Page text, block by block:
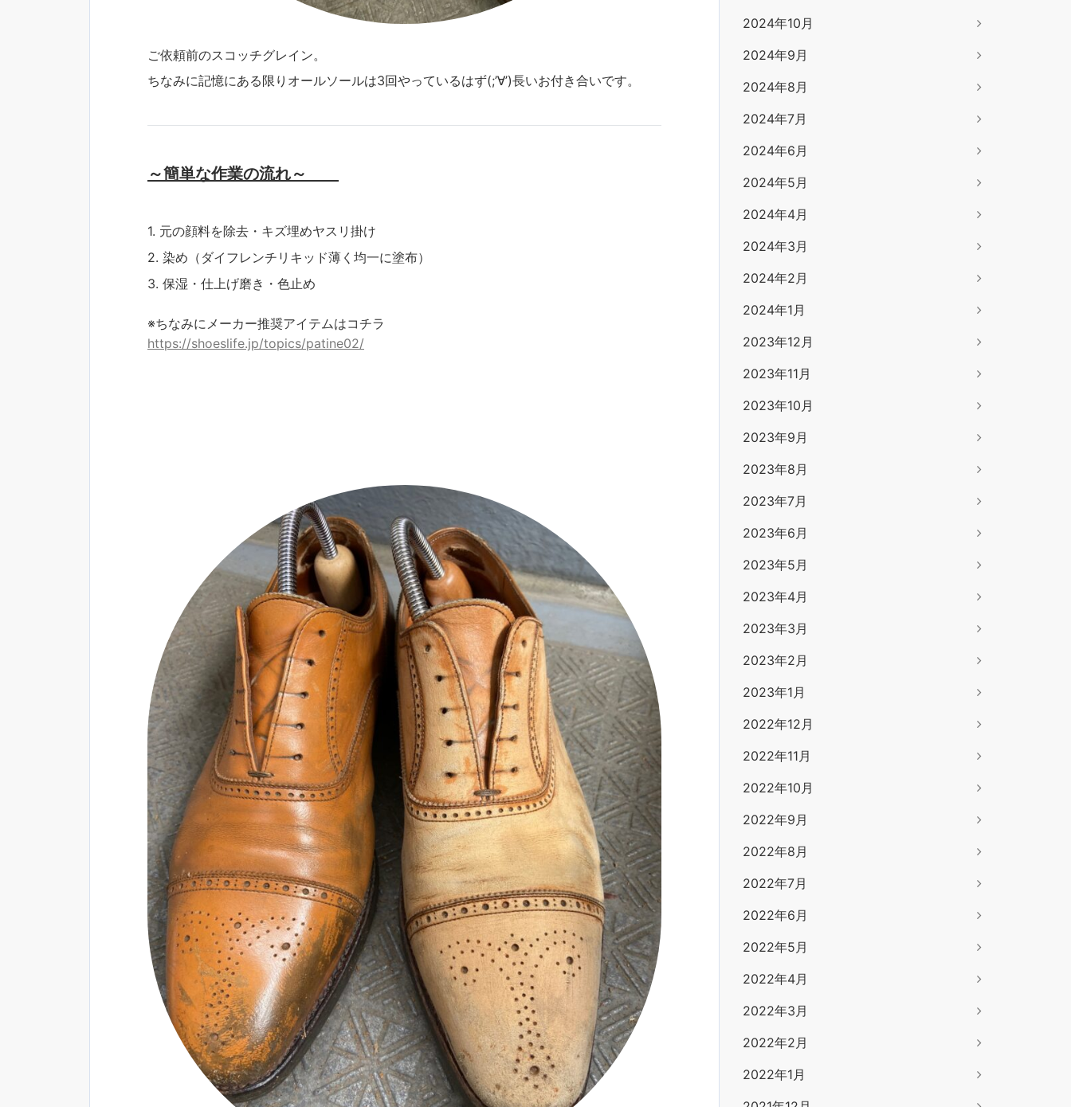
ご依頼前のスコッチグレイン。
ちなみに記憶にある限りオールソールは3回やっているはず(;’∀’)長いお付き合いです。
～簡単な作業の流れ～
元の顔料を除去・キズ埋めヤスリ掛け
染め（ダイフレンチリキッド薄く均一に塗布）
保湿・仕上げ磨き・色止め
※ちなみにメーカー推奨アイテムはコチラ
https://shoeslife.jp/topics/patine02/
2024年10月
2024年9月
2024年8月
2024年7月
2024年6月
2024年5月
2024年4月
2024年3月
2024年2月
2024年1月
2023年12月
2023年11月
2023年10月
2023年9月
2023年8月
2023年7月
2023年6月
2023年5月
2023年4月
2023年3月
2023年2月
2023年1月
2022年12月
2022年11月
2022年10月
2022年9月
2022年8月
2022年7月
2022年6月
2022年5月
2022年4月
2022年3月
2022年2月
2022年1月